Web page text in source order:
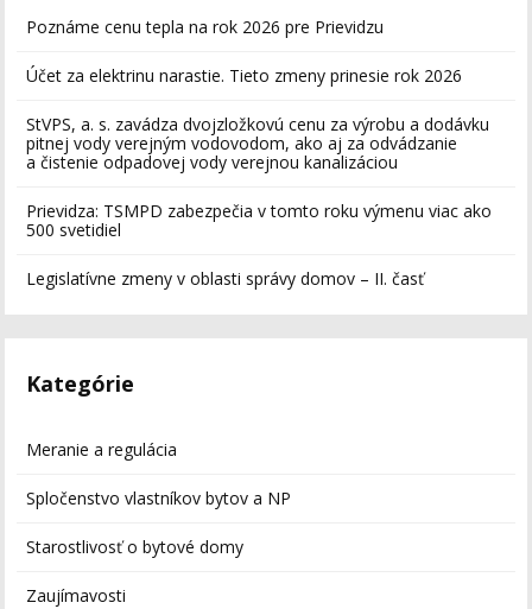
Poznáme cenu tepla na rok 2026 pre Prievidzu
Účet za elektrinu narastie. Tieto zmeny prinesie rok 2026
StVPS, a. s. zavádza dvojzložkovú cenu za výrobu a dodávku
pitnej vody verejným vodovodom, ako aj za odvádzanie
a čistenie odpadovej vody verejnou kanalizáciou
Prievidza: TSMPD zabezpečia v tomto roku výmenu viac ako
500 svetidiel
Legislatívne zmeny v oblasti správy domov – II. časť
Kategórie
Meranie a regulácia
Spločenstvo vlastníkov bytov a NP
Starostlivosť o bytové domy
Zaujímavosti